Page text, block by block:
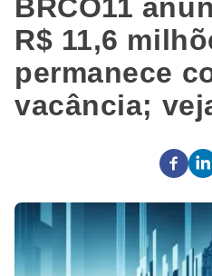
BRCO11
R$ 11,6
permanece
vacância;